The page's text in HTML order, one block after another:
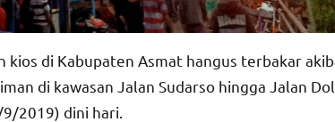
kios di Kabupaten Asmat hangus terbakar
di kawasan Jalan Sudarso hingga Jalan
2019) dini hari.